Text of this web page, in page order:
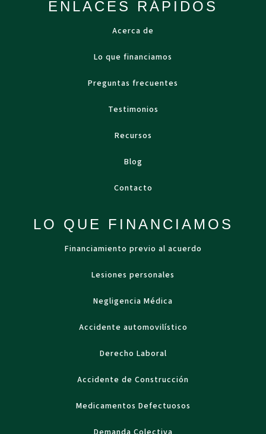
ENLACES RÁPIDOS
Acerca de
Lo que financiamos
Preguntas frecuentes
Testimonios
Recursos
Blog
Contacto
LO QUE FINANCIAMOS
Financiamiento previo al acuerdo
Lesiones personales
Negligencia Médica
Accidente automovilístico
Derecho Laboral
Accidente de Construcción
Medicamentos Defectuosos